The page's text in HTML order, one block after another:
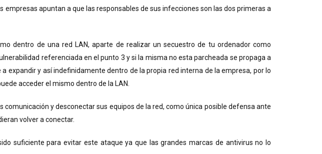
apuntan a que las responsables de sus infecciones son las dos primeras a
dentro de una red LAN, aparte de realizar un secuestro de tu ordenador como
referenciada en el punto 3 y si la misma no esta parcheada se propaga a
expandir y así indefinidamente dentro de la propia red interna de la empresa, por lo
acceder el mismo dentro de la LAN.
y desconectar sus equipos de la red, como única posible defensa ante
volver a conectar.
suficiente para evitar este ataque ya que las grandes marcas de antivirus no lo